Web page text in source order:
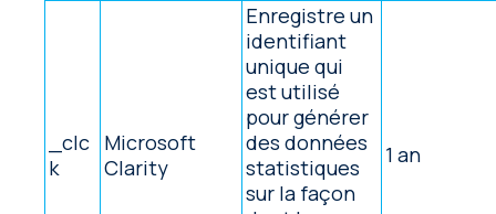
_clc
k
Microsoft
Clarity
Enregistre un
identifiant
unique qui
est utilisé
pour générer
des données
statistiques
sur la façon
1 an